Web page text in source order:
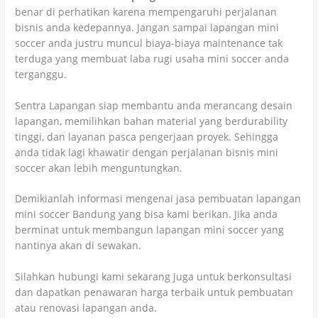
benar di perhatikan karena mempengaruhi perjalanan
bisnis anda kedepannya. Jangan sampai lapangan mini
soccer anda justru muncul biaya-biaya maintenance tak
terduga yang membuat laba rugi usaha mini soccer anda
terganggu.
Sentra Lapangan siap membantu anda merancang desain
lapangan, memilihkan bahan material yang berdurability
tinggi, dan layanan pasca pengerjaan proyek. Sehingga
anda tidak lagi khawatir dengan perjalanan bisnis mini
soccer akan lebih menguntungkan.
Demikianlah informasi mengenai jasa pembuatan lapangan
mini soccer Bandung yang bisa kami berikan. Jika anda
berminat untuk membangun lapangan mini soccer yang
nantinya akan di sewakan.
Silahkan hubungi kami sekarang juga untuk berkonsultasi
dan dapatkan penawaran harga terbaik untuk pembuatan
atau renovasi lapangan anda.